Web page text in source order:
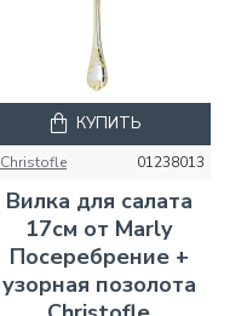
Christofle 01238013
Вилка для салата
17см от Marly
Посеребрение +
узорная позолота
КУПИТЬ